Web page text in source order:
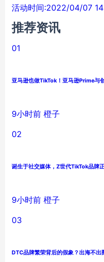
活动时间:2022/04/07
推荐资讯
01
亚马逊也做TikTok！亚马逊Prime与
9小时前 橙子
02
诞生于社交媒体，Z世代TikTok品牌
9小时前 橙子
03
DTC品牌繁荣背后的假象？出海不出